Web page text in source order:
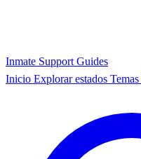
Inmate Support Guides
Inicio Explorar estados Temas